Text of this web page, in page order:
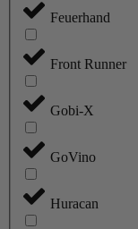
Feuerhand
Front Runner
Gobi-X
GoVino
Huracan